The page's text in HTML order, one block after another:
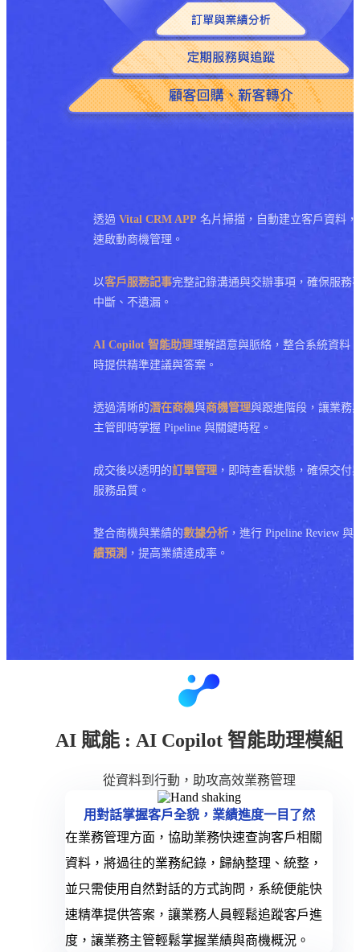
透過 Vital CRM APP 名片掃描，自動建立客戶資料，
速啟動商機管理。
以客戶服務記事完整記錄溝通與交辦事項，確保服務
中斷、不遺漏。
AI Copilot 智能助理理解語意與脈絡，整合系統資料
時提供精準建議與答案。
透過清晰的潛在商機與商機管理與跟進階段，讓業務
主管即時掌握 Pipeline 與關鍵時程。
成交後以透明的訂單管理，即時查看狀態，確保交付
服務品質。
整合商機與業績的數據分析，進行 Pipeline Review 與
績預測 ，提高業績達成率。
AI 賦能 : AI Copilot 智能助理模組
從資料到行動，助攻高效業務管理
用對話掌握客戶全貌，業績進度一目了然
在業務管理方面，協助業務快速查詢客戶相關
資料，將過往的業務紀錄，歸納整理、統整，
並只需使用自然對話的方式詢問，系統便能快
速精準提供答案，讓業務人員輕鬆追蹤客戶進
度，讓業務主管輕鬆掌握業績與商機概況。